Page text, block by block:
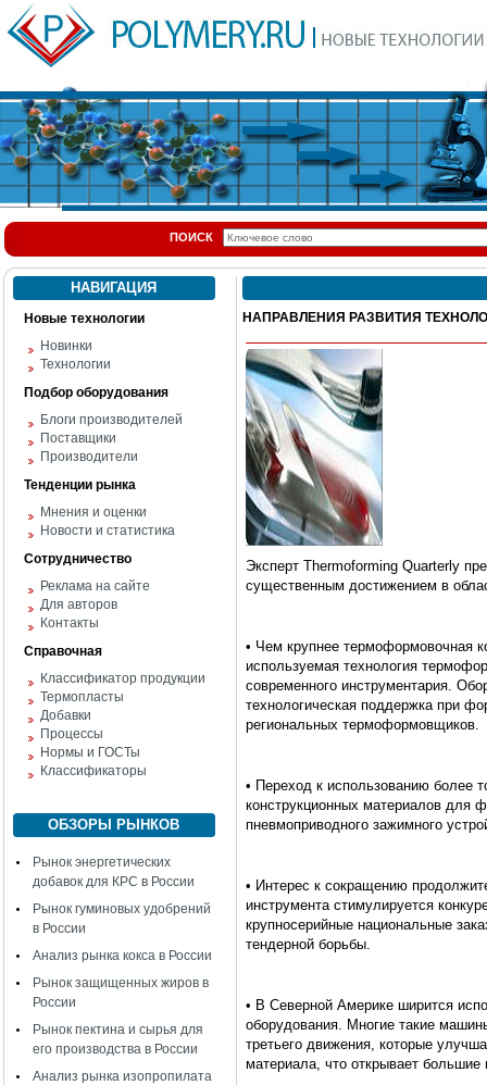
ПОИСК
НАВИГАЦИЯ
Новые технологии
Новинки
Технологии
Подбор оборудования
Блоги производителей
Поставщики
Производители
Тенденции рынка
Мнения и оценки
Новости и статистика
Сотрудничество
Реклама на сайте
Для авторов
Контакты
Справочная
Классификатор продукции
Термопласты
Добавки
Процессы
Нормы и ГОСТы
Классификаторы
ОБЗОРЫ РЫНКОВ
Рынок энергетических
добавок для КРС в России
Рынок гуминовых удобрений
в России
Анализ рынка кокса в России
Рынок защищенных жиров в
России
Рынок пектина и сырья для
его производства в России
Анализ рынка изопропилата
НАПРАВЛЕНИЯ РАЗВИТИЯ
Эксперт Thermoforming Quarterly
существенным достижением в
• Чем крупнее термоформовочная
используемая технология
современного инструментария.
технологическая поддержка при
региональных термоформовщиков.
• Переход к использованию более
конструкционных материалов для
пневмоприводного зажимного
• Интерес к сокращению
инструмента стимулируется
крупносерийные национальные
тендерной борьбы.
• В Северной Америке ширится
оборудования. Многие такие
третьего движения, которые
материала, что открывает